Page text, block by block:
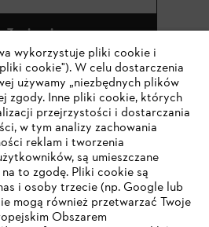
Zapisz się
#STIHL
wykorzystuje pliki cookie i
cookie"). W celu dostarczenia
używamy „niezbędnych plików
zgody. Inne pliki cookie, których
przejrzystości i dostarczania
w tym analizy zachowania
reklam i tworzenia
są umieszczane
to zgodę. Pliki cookie są
i osoby trzecie (np. Google lub
mogą również przetwarzać Twoje
Obszarem